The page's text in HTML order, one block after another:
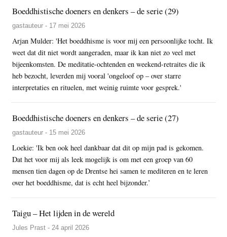
Boeddhistische doeners en denkers – de serie (29)
gastauteur - 17 mei 2026
Arjan Mulder: 'Het boeddhisme is voor mij een persoonlijke tocht. Ik
weet dat dit niet wordt aangeraden, maar ik kan niet zo veel met
bijeenkomsten. De meditatie-ochtenden en weekend-retraites die ik
heb bezocht, leverden mij vooral 'ongeloof op – over starre
interpretaties en rituelen, met weinig ruimte voor gesprek.'
Boeddhistische doeners en denkers – de serie (27)
gastauteur - 15 mei 2026
Loekie: 'Ik ben ook heel dankbaar dat dit op mijn pad is gekomen.
Dat het voor mij als leek mogelijk is om met een groep van 60
mensen tien dagen op de Drentse hei samen te mediteren en te leren
over het boeddhisme, dat is echt heel bijzonder.’
Taigu – Het lijden in de wereld
Jules Prast - 24 april 2026